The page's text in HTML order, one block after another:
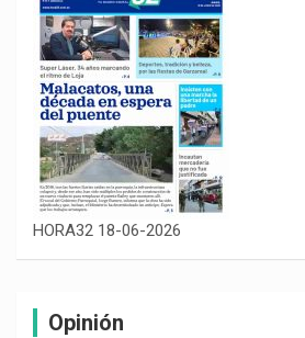
HORA32 18-06-2026
Opinión